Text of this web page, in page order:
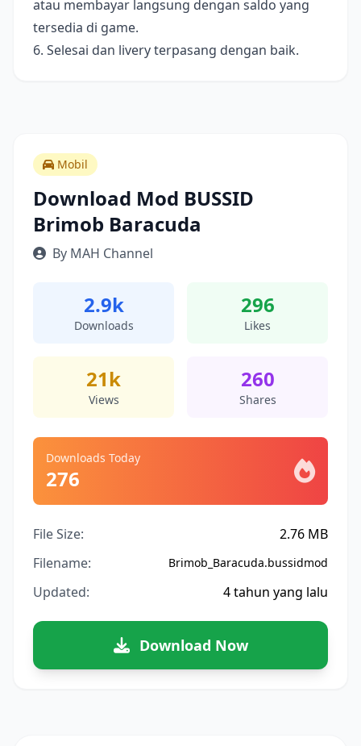
atau membayar langsung dengan saldo yang
tersedia di game.
6. Selesai dan livery terpasang dengan baik.
Mobil
Download Mod BUSSID
Brimob Baracuda
By MAH Channel
2.9k
Downloads
296
Likes
21k
Views
260
Shares
Downloads Today
276
File Size:
2.76 MB
Filename:
Brimob_Baracuda.bussidmod
Updated: 4 tahun yang lalu
Download Now